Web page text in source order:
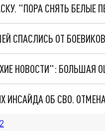
"ПОРА СНЯТЬ БЕЛЫЕ
СПАСЛИСЬ ОТ